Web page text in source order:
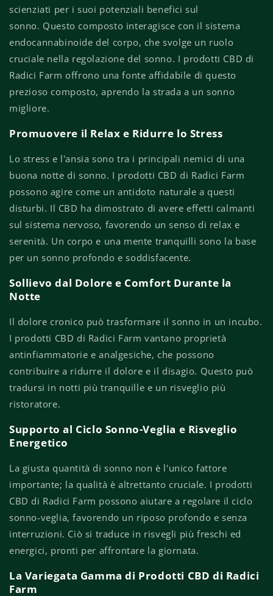
scienziati per i suoi potenziali benefici sul
sonno. Questo composto interagisce con il sistema
endocannabinoide del corpo, che svolge un ruolo
cruciale nella regolazione del sonno. I prodotti CBD di
Radici Farm offrono una fonte affidabile di questo
prezioso composto, aprendo la strada a un sonno
migliore.
Promuovere il Relax e Ridurre lo Stress
Lo stress e l'ansia sono tra i principali nemici di una
buona notte di sonno. I prodotti CBD di Radici Farm
possono agire come un antidoto naturale a questi
disturbi. Il CBD ha dimostrato di avere effetti calmanti
sul sistema nervoso, favorendo un senso di relax e
serenità. Un corpo e una mente tranquilli sono la base
per un sonno profondo e soddisfacente.
Sollievo dal Dolore e Comfort Durante la
Notte
Il dolore cronico può trasformare il sonno in un incubo.
I prodotti CBD di Radici Farm vantano proprietà
antinfiammatorie e analgesiche, che possono
contribuire a ridurre il dolore e il disagio. Questo può
tradursi in notti più tranquille e un risveglio più
ristoratore.
Supporto al Ciclo Sonno-Veglia e Risveglio
Energetico
La giusta quantità di sonno non è l'unico fattore
importante; la qualità è altrettanto cruciale. I prodotti
CBD di Radici Farm possono aiutare a regolare il ciclo
sonno-veglia, favorendo un riposo profondo e senza
interruzioni. Ciò si traduce in risvegli più freschi ed
energici, pronti per affrontare la giornata.
La Variegata Gamma di Prodotti CBD di Radici
Farm